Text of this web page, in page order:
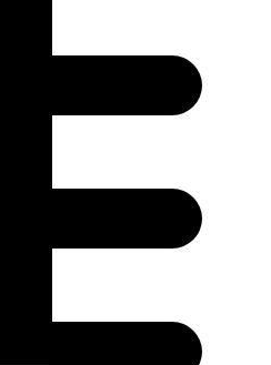
também